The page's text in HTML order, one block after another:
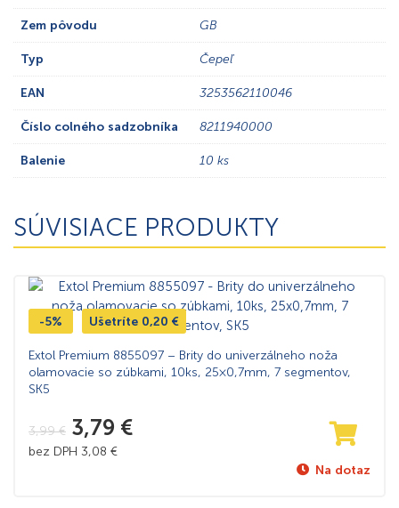
Zem pôvodu GB
Typ Čepeľ
EAN 3253562110046
Číslo colného sadzobníka 8211940000
Balenie 10 ks
SÚVISIACE PRODUKTY
-5% Ušetríte 0,20 €
Extol Premium 8855097 – Brity do univerzálneho noža
olamovacie so zúbkami, 10ks, 25×0,7mm, 7 segmentov,
SK5
3,99€ 3,79 €
bez DPH 3,08 €
Na dotaz